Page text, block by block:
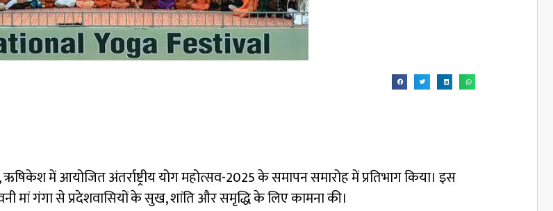
में आयोजित अंतर्राष्ट्रीय योग महोत्सव-2025 के समापन समारोह में प्रतिभाग किया। इस
मां गंगा से प्रदेशवासियों के सुख, शांति और समृद्धि के लिए कामना की।